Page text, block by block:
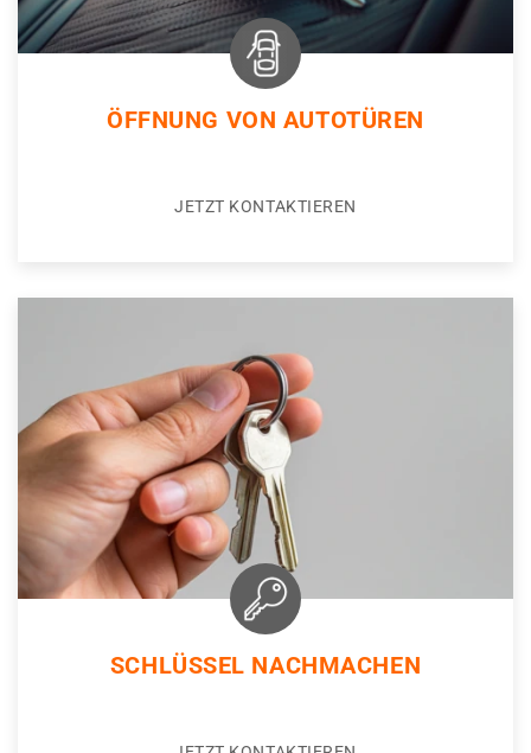
ÖFFNUNG VON AUTOTÜREN
JETZT KONTAKTIEREN
SCHLÜSSEL NACHMACHEN